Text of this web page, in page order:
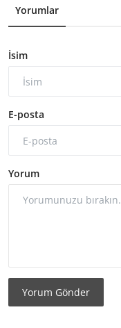
Yorumlar
İsim
E-posta
Yorum
Yorum Gönder